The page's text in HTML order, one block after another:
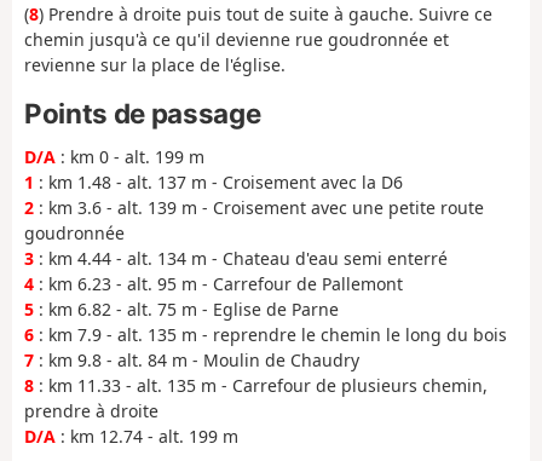
(8) Prendre à droite puis tout de suite à gauche. Suivre ce
chemin jusqu'à ce qu'il devienne rue goudronnée et
revienne sur la place de l'église.
Points de passage
D/A : km 0 - alt. 199 m
1 : km 1.48 - alt. 137 m - Croisement avec la D6
2 : km 3.6 - alt. 139 m - Croisement avec une petite route
goudronnée
3 : km 4.44 - alt. 134 m - Chateau d'eau semi enterré
4 : km 6.23 - alt. 95 m - Carrefour de Pallemont
5 : km 6.82 - alt. 75 m - Eglise de Parne
6 : km 7.9 - alt. 135 m - reprendre le chemin le long du bois
7 : km 9.8 - alt. 84 m - Moulin de Chaudry
8 : km 11.33 - alt. 135 m - Carrefour de plusieurs chemin,
prendre à droite
D/A : km 12.74 - alt. 199 m